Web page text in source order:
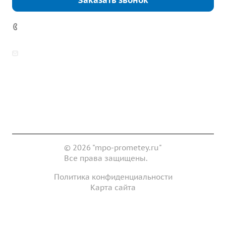
© 2026 "mpo-prometey.ru"
Все права защищены.
Политика конфиденциальности
Карта сайта